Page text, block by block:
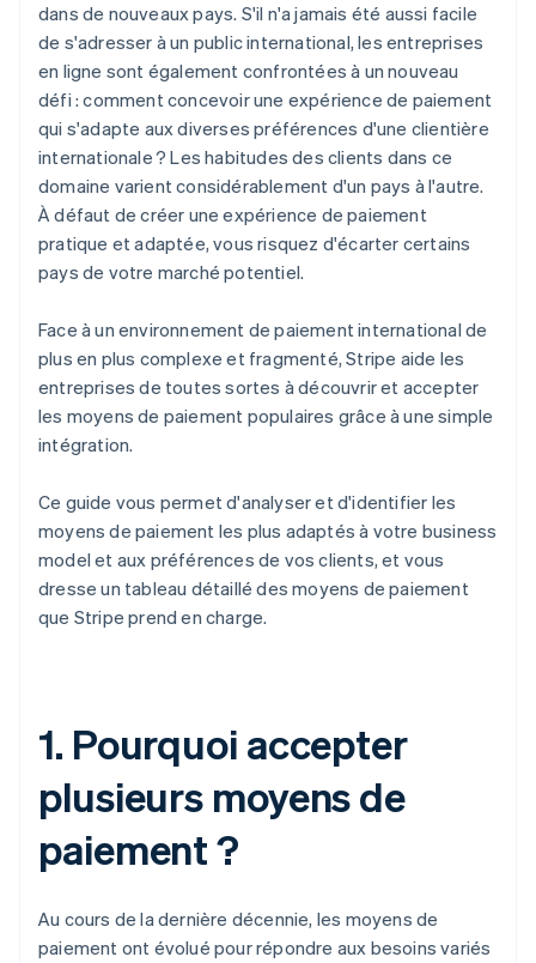
dans de nouveaux pays. S'il n'a jamais été aussi facile
de s'adresser à un public international, les entreprises
en ligne sont également confrontées à un nouveau
défi : comment concevoir une expérience de paiement
qui s'adapte aux diverses préférences d'une clientière
internationale ? Les habitudes des clients dans ce
domaine varient considérablement d'un pays à l'autre.
À défaut de créer une expérience de paiement
pratique et adaptée, vous risquez d'écarter certains
pays de votre marché potentiel.
Face à un environnement de paiement international de
plus en plus complexe et fragmenté, Stripe aide les
entreprises de toutes sortes à découvrir et accepter
les moyens de paiement populaires grâce à une simple
intégration.
Ce guide vous permet d'analyser et d'identifier les
moyens de paiement les plus adaptés à votre business
model et aux préférences de vos clients, et vous
dresse un tableau détaillé des moyens de paiement
que Stripe prend en charge.
1. Pourquoi accepter
plusieurs moyens de
paiement ?
Au cours de la dernière décennie, les moyens de
paiement ont évolué pour répondre aux besoins variés